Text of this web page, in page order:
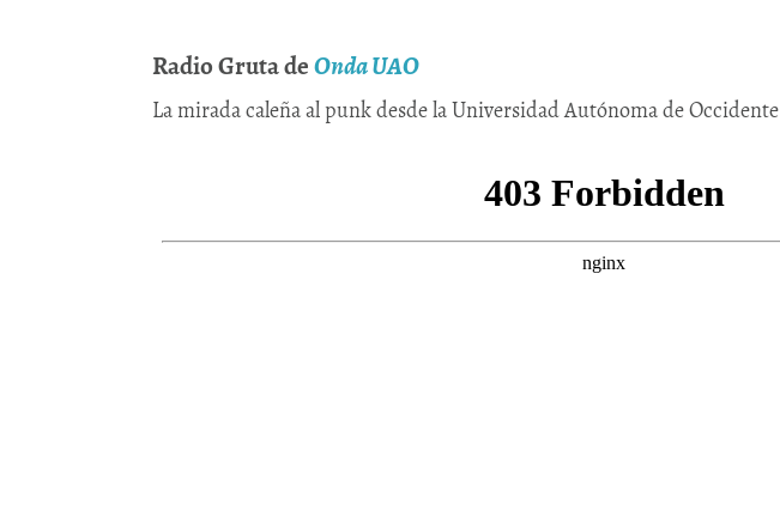
Radio Gruta deOnda UAO
La mirada caleña al punk desde la Universidad Autónoma de Occidente